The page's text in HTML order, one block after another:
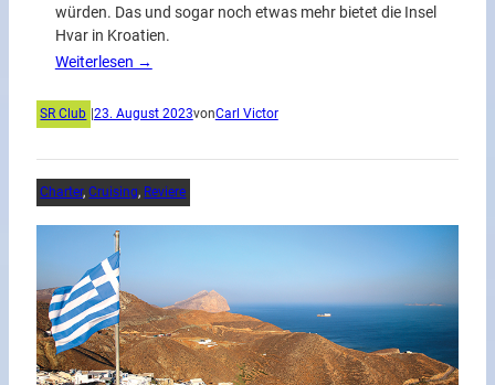
würden. Das und sogar noch etwas mehr bietet die Insel
Hvar in Kroatien.
Weiterlesen →
SR Club 23. August 2023vonCarl Victor
Charter, Cruising, Reviere